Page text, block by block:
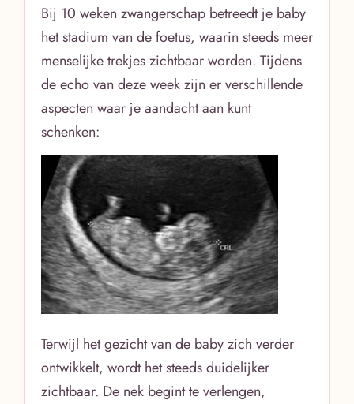
Bij 10 weken zwangerschap betreedt je baby
het stadium van de foetus, waarin steeds meer
menselijke trekjes zichtbaar worden. Tijdens
de echo van deze week zijn er verschillende
aspecten waar je aandacht aan kunt
schenken:
Terwijl het gezicht van de baby zich verder
ontwikkelt, wordt het steeds duidelijker
zichtbaar. De nek begint te verlengen,